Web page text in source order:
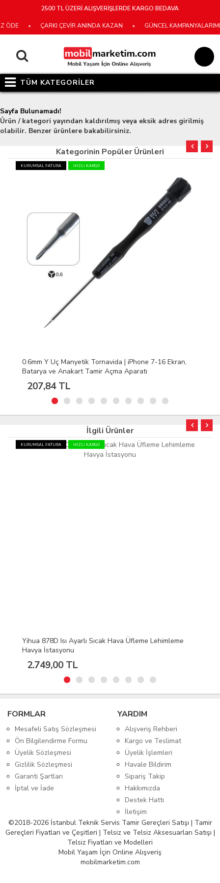
2500 TL ÜZERİ ALIŞVERİŞLERDE KARGO BEDAVA
ÖDE ÇARKI ÇEVİR ANINDA KAZAN GÜNCEL
TÜM KATEGORİLER
Sayfa Bulunamadı!
Ürün / kategori yayından kaldırılmış veya eksik adres girilmiş
olabilir. Benzer ürünlere bakabilirsiniz.
Kategorinin Popüler Ürünleri
KURUMSAL FATURA HIZLI KARGO
0.6mm Y Uç Manyetik Tornavida | iPhone 7-16 Ekran,
Batarya ve Anakart Tamir Açma Aparatı
207,84 TL
İlgili Ürünler
KURUMSAL FATURA HIZLI KARGO
Yihua 878D Isı Ayarlı Sıcak Hava Üfleme Lehimleme
Havya İstasyonu
2.749,00 TL
FORMLAR
Mesafeli Satış Sözleşmesi
Ön Bilgilendirme Formu
Üyelik Sözleşmesi
Gizlilik Sözleşmesi
Garanti Şartları
İptal ve İade
YARDIM
Alışveriş Rehberi
Kargo ve Teslimat
Üyelik İşlemleri
Havale Bildirim
Sipariş Takip
Hakkımızda
Destek Hattı
İletişim
©2018-2026 İstanbul Teknik Servis Tamir Gereçleri Satışı | Tamir
Gereçleri Fiyatları ve Çeşitleri | Telsiz ve Telsiz Aksesuarları Satışı |
Telsiz Fiyatları ve Modelleri
Mobil Yaşam İçin Online Alışveriş
mobilmarketim.com